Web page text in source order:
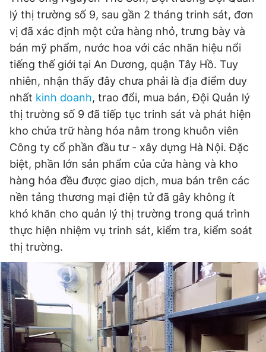
lý thị trường số 9, sau gần 2 tháng trinh sát, đơn
vị đã xác định một cửa hàng nhỏ, trưng bày và
bán mỹ phẩm, nước hoa với các nhãn hiệu nổi
tiếng thế giới tại An Dương, quận Tây Hồ. Tuy
nhiên, nhận thấy đây chưa phải là địa điểm duy
nhất kinh doanh, trao đổi, mua bán, Đội Quản lý
thị trường số 9 đã tiếp tục trinh sát và phát hiện
kho chứa trữ hàng hóa nằm trong khuôn viên
Công ty cổ phần đầu tư - xây dựng Hà Nội. Đặc
biệt, phần lớn sản phẩm của cửa hàng và kho
hàng hóa đều được giao dịch, mua bán trên các
nền tảng thương mại điện tử đã gây không ít
khó khăn cho quản lý thị trường trong quá trình
thực hiện nhiệm vụ trinh sát, kiểm tra, kiểm soát
thị trường.